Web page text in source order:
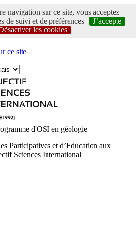
navigation sur ce site, vous acceptez
de suivi et de préférences
J’accepte
les cookies
ce site
d'OSI en géologie
Participatives et d’Education aux
Sciences International